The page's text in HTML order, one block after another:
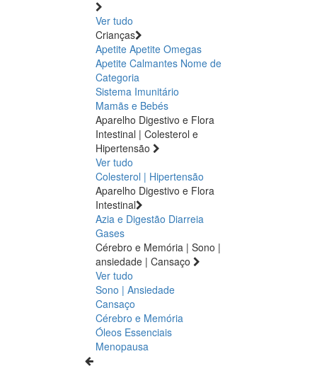
Ver tudo
Crianças
Apetite Apetite Omegas
Apetite Calmantes Nome de
Categoria
Sistema Imunitário
Mamãs e Bebés
Aparelho Digestivo e Flora
Intestinal | Colesterol e
Hipertensão
Ver tudo
Colesterol | Hipertensão
Aparelho Digestivo e Flora
Intestinal
Azia e Digestão Diarreia
Gases
Cérebro e Memória | Sono |
ansiedade | Cansaço
Ver tudo
Sono | Ansiedade
Cansaço
Cérebro e Memória
Óleos Essenciais
Menopausa